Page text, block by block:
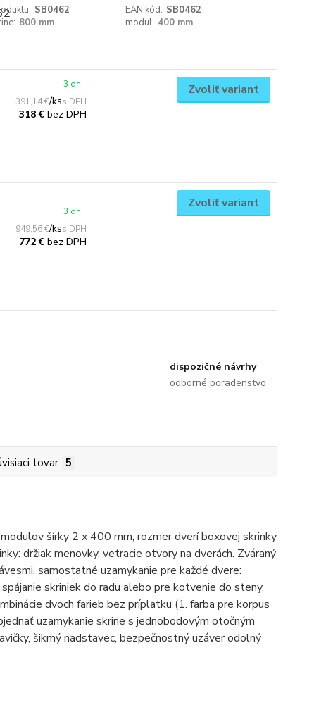
SB0462 EAN kód: SB0462
800 mm modul: 400 mm
391,14 €/ks
318 €bez DPH
3 dni Zvoliť variant
949,56 €/ks
772 €bez DPH
3 dni
Zvoliť variant
dispozičné návrhy
odborné poradenstvo
tovar 5
šírky 2 x 400 mm, rozmer dverí boxovej skrinky
držiak menovky, vetracie otvory na dverách. Zváraný
samostatné uzamykanie pre každé dvere:
skriniek do radu alebo pre kotvenie do steny.
dvoch farieb bez príplatku (1. farba pre korpus
uzamykanie skrine s jednobodovým otočným
šikmý nadstavec, bezpečnostný uzáver odolný